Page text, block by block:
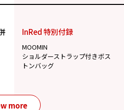
InRed 特別付録
MOOMIN
ショルダーストラップ付きボス
トンバッグ
more